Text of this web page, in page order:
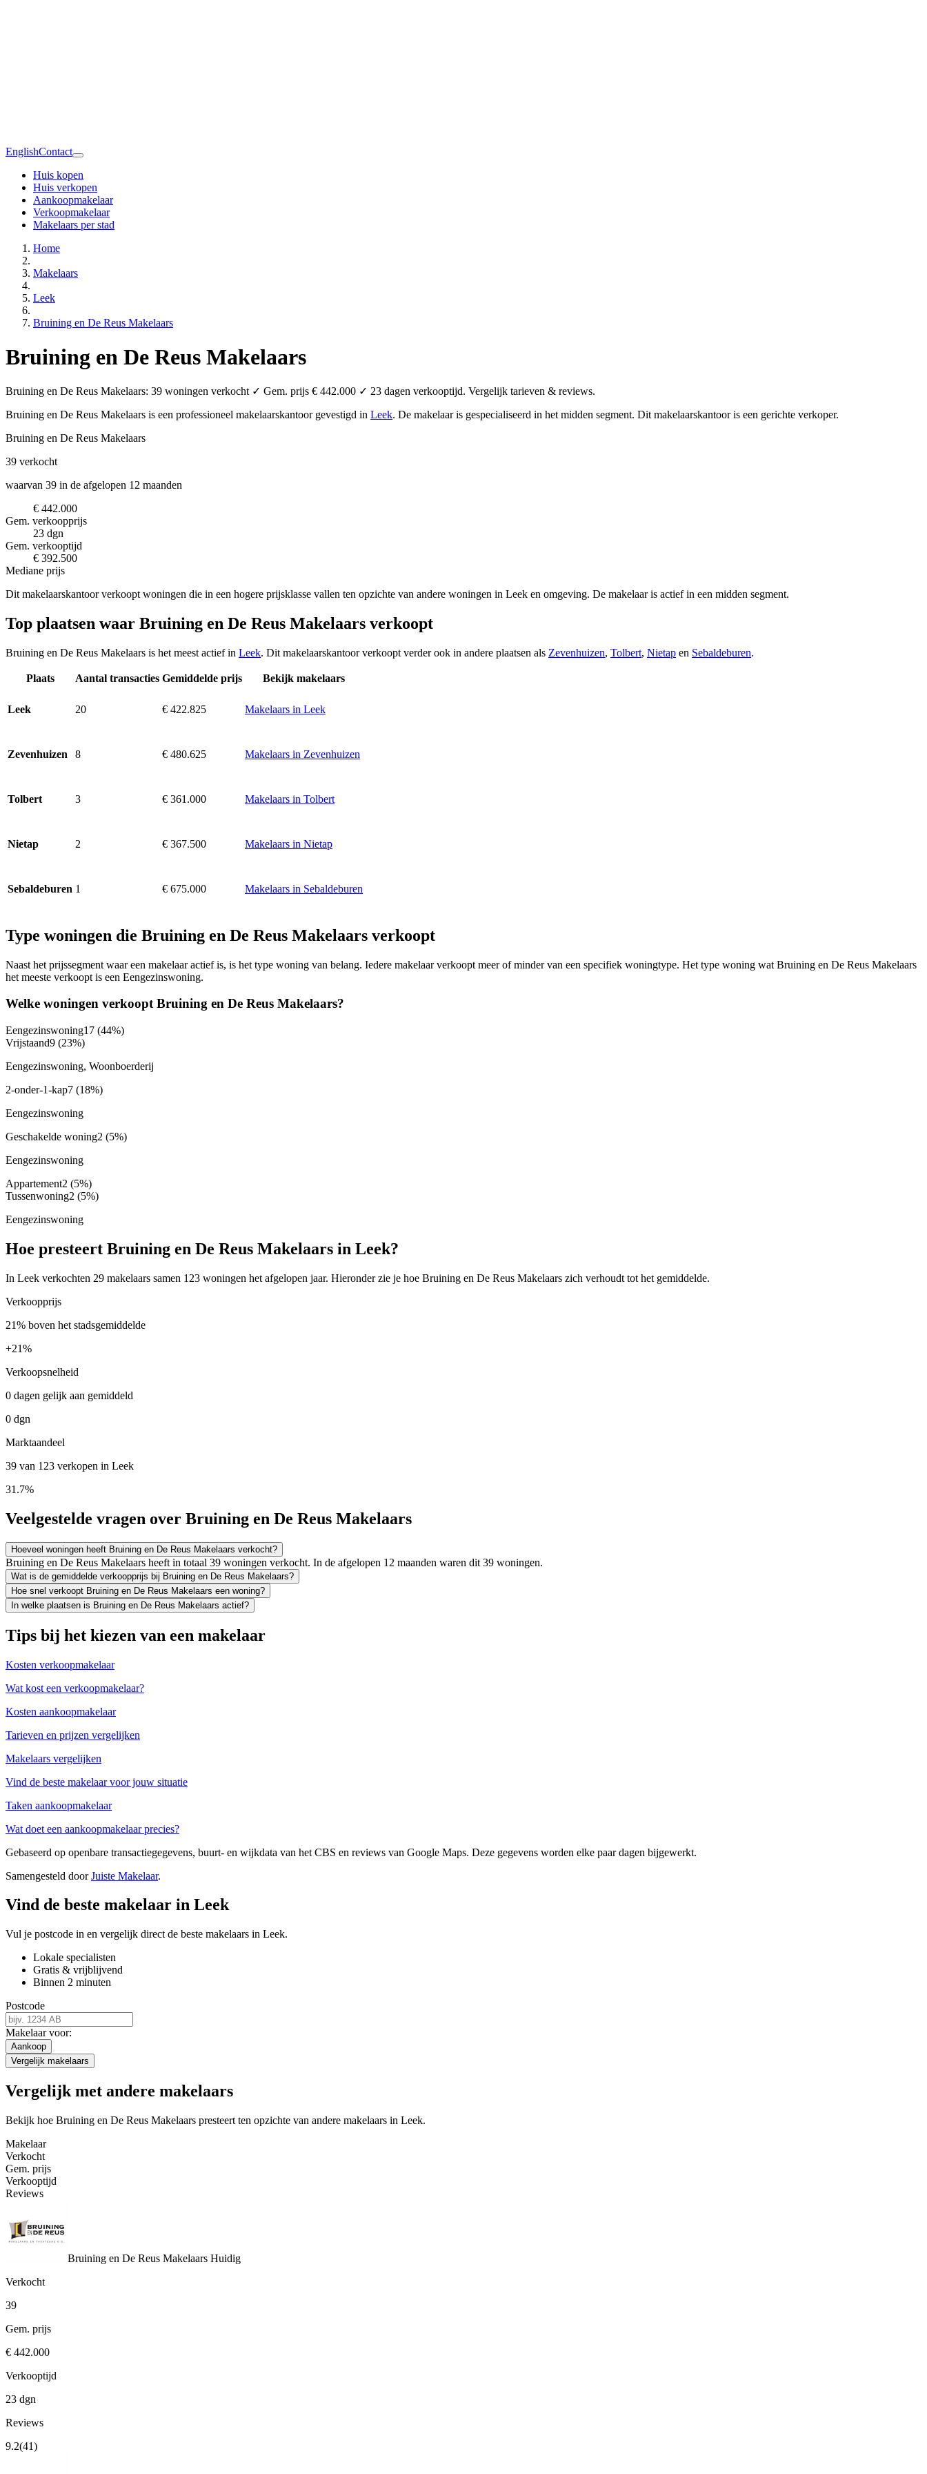
EnglishContact
Huis kopen
Huis verkopen
Aankoopmakelaar
Verkoopmakelaar
Makelaars per stad
Home
Makelaars
Leek
Bruining en De Reus Makelaars
Bruining en De Reus Makelaars
Bruining en De Reus Makelaars: 39 woningen verkocht ✓ Gem. prijs € 442.000 ✓ 23 dagen verkooptijd. Vergelijk tarieven & reviews.
Bruining en De Reus Makelaars is een professioneel makelaarskantoor gevestigd in Leek. De makelaar is gespecialiseerd in het midden segment. Dit makelaarskantoor is een gerichte verkoper.
Bruining en De Reus Makelaars
39 verkocht
waarvan 39 in de afgelopen 12 maanden
€ 442.000
Gem. verkoopprijs
23 dgn
Gem. verkooptijd
€ 392.500
Mediane prijs
Dit makelaarskantoor verkoopt woningen die in een hogere prijsklasse vallen ten opzichte van andere woningen in Leek en omgeving. De makelaar is actief in een midden segment.
Top plaatsen waar Bruining en De Reus Makelaars verkoopt
Bruining en De Reus Makelaars is het meest actief in Leek. Dit makelaarskantoor verkoopt verder ook in andere plaatsen als Zevenhuizen, Tolbert, Nietap en Sebaldeburen.
Plaats Aantal transacties Gemiddelde prijs Bekijk makelaars
Leek 20 € 422.825 Makelaars in Leek
Zevenhuizen 8 € 480.625 Makelaars in Zevenhuizen
Tolbert 3 € 361.000 Makelaars in Tolbert
Nietap 2 € 367.500 Makelaars in Nietap
Sebaldeburen 1 € 675.000 Makelaars in Sebaldeburen
Type woningen die Bruining en De Reus Makelaars verkoopt
Naast het prijssegment waar een makelaar actief is, is het type woning van belang. Iedere makelaar verkoopt meer of minder van een specifiek woningtype. Het type woning wat Bruining en De Reus Makelaars
het meeste verkoopt is een Eengezinswoning.
Welke woningen verkoopt Bruining en De Reus Makelaars?
Eengezinswoning17 (44%)
Vrijstaand9 (23%)
Eengezinswoning, Woonboerderij
2-onder-1-kap7 (18%)
Eengezinswoning
Geschakelde woning2 (5%)
Eengezinswoning
Appartement2 (5%)
Tussenwoning2 (5%)
Eengezinswoning
Hoe presteert Bruining en De Reus Makelaars in Leek?
In Leek verkochten 29 makelaars samen 123 woningen het afgelopen jaar. Hieronder zie je hoe Bruining en De Reus Makelaars zich verhoudt tot het gemiddelde.
Verkoopprijs
21% boven het stadsgemiddelde
+21%
Verkoopsnelheid
0 dagen gelijk aan gemiddeld
0 dgn
Marktaandeel
39 van 123 verkopen in Leek
31.7%
Veelgestelde vragen over Bruining en De Reus Makelaars
Hoeveel woningen heeft Bruining en De Reus Makelaars verkocht?
Bruining en De Reus Makelaars heeft in totaal 39 woningen verkocht. In de afgelopen 12 maanden waren dit 39 woningen.
Wat is de gemiddelde verkoopprijs bij Bruining en De Reus Makelaars?
Hoe snel verkoopt Bruining en De Reus Makelaars een woning?
In welke plaatsen is Bruining en De Reus Makelaars actief?
Tips bij het kiezen van een makelaar
Kosten verkoopmakelaar
Wat kost een verkoopmakelaar?
Kosten aankoopmakelaar
Tarieven en prijzen vergelijken
Makelaars vergelijken
Vind de beste makelaar voor jouw situatie
Taken aankoopmakelaar
Wat doet een aankoopmakelaar precies?
Gebaseerd op openbare transactiegegevens, buurt- en wijkdata van het CBS en reviews van Google Maps. Deze gegevens worden elke paar dagen bijgewerkt.
Samengesteld doorJuiste Makelaar.
Vind de beste makelaar in Leek
Vul je postcode in en vergelijk direct de beste makelaars in Leek.
Lokale specialisten
Gratis & vrijblijvend
Binnen 2 minuten
Postcode
Makelaar voor:
Aankoop
Vergelijk makelaars
Vergelijk met andere makelaars
Bekijk hoe Bruining en De Reus Makelaars presteert ten opzichte van andere makelaars in Leek.
Makelaar
Verkocht
Gem. prijs
Verkooptijd
Reviews
Bruining en De Reus Makelaars Huidig
Verkocht
39
Gem. prijs
€ 442.000
Verkooptijd
23 dgn
Reviews
9.2(41)